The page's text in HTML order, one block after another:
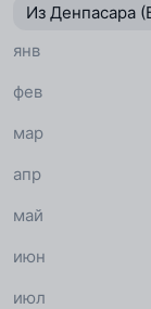
Из Денпасара
янв
фев
мар
апр
май
июн
июл